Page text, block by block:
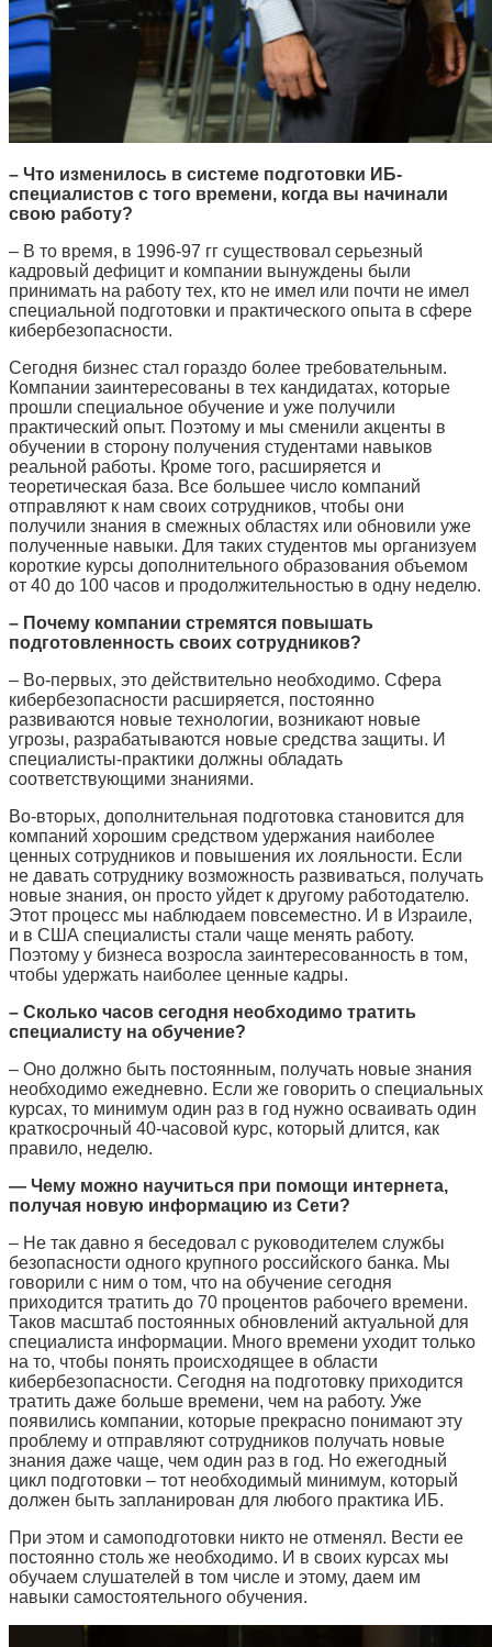
– Что изменилось в системе подготовки ИБ-
специалистов с того времени, когда вы начинали
свою работу?
– В то время, в 1996-97 гг существовал серьезный
кадровый дефицит и компании вынуждены были
принимать на работу тех, кто не имел или почти не имел
специальной подготовки и практического опыта в сфере
кибербезопасности.
Сегодня бизнес стал гораздо более требовательным.
Компании заинтересованы в тех кандидатах, которые
прошли специальное обучение и уже получили
практический опыт. Поэтому и мы сменили акценты в
обучении в сторону получения студентами навыков
реальной работы. Кроме того, расширяется и
теоретическая база. Все большее число компаний
отправляют к нам своих сотрудников, чтобы они
получили знания в смежных областях или обновили уже
полученные навыки. Для таких студентов мы организуем
короткие курсы дополнительного образования объемом
от 40 до 100 часов и продолжительностью в одну неделю.
– Почему компании стремятся повышать
подготовленность своих сотрудников?
– Во-первых, это действительно необходимо. Сфера
кибербезопасности расширяется, постоянно
развиваются новые технологии, возникают новые
угрозы, разрабатываются новые средства защиты. И
специалисты-практики должны обладать
соответствующими знаниями.
Во-вторых, дополнительная подготовка становится для
компаний хорошим средством удержания наиболее
ценных сотрудников и повышения их лояльности. Если
не давать сотруднику возможность развиваться, получать
новые знания, он просто уйдет к другому работодателю.
Этот процесс мы наблюдаем повсеместно. И в Израиле,
и в США специалисты стали чаще менять работу.
Поэтому у бизнеса возросла заинтересованность в том,
чтобы удержать наиболее ценные кадры.
– Сколько часов сегодня необходимо тратить
специалисту на обучение?
– Оно должно быть постоянным, получать новые знания
необходимо ежедневно. Если же говорить о специальных
курсах, то минимум один раз в год нужно осваивать один
краткосрочный 40-часовой курс, который длится, как
правило, неделю.
— Чему можно научиться при помощи интернета,
получая новую информацию из Сети?
– Не так давно я беседовал с руководителем службы
безопасности одного крупного российского банка. Мы
говорили с ним о том, что на обучение сегодня
приходится тратить до 70 процентов рабочего времени.
Таков масштаб постоянных обновлений актуальной для
специалиста информации. Много времени уходит только
на то, чтобы понять происходящее в области
кибербезопасности. Сегодня на подготовку приходится
тратить даже больше времени, чем на работу. Уже
появились компании, которые прекрасно понимают эту
проблему и отправляют сотрудников получать новые
знания даже чаще, чем один раз в год. Но ежегодный
цикл подготовки – тот необходимый минимум, который
должен быть запланирован для любого практика ИБ.
При этом и самоподготовки никто не отменял. Вести ее
постоянно столь же необходимо. И в своих курсах мы
обучаем слушателей в том числе и этому, даем им
навыки самостоятельного обучения.